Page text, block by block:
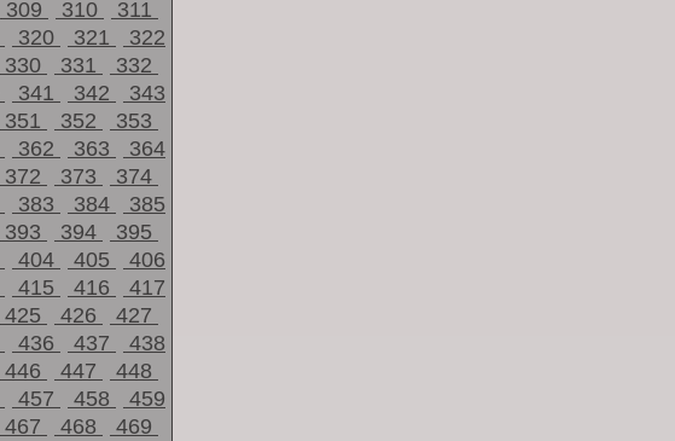
309 310
311
320 321
322
330 331
332
341 342
343
351 352
353
362 363
364
372 373
374
383 384
385
393 394
395
404 405
406
415 416
417
425 426
427
436 437
438
446 447
448
457 458
459
467 468
469